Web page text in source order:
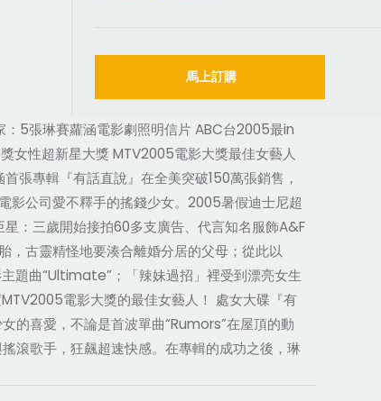
馬上訂購
5張琳賽蘿涵電影劇照明信片 ABC台2005最in
女性超新星大獎 MTV2005電影大獎最佳女藝人
張專輯『有話直說』在全美突破150萬張銷售，
影公司愛不釋手的搖錢少女。2005暑假迪士尼超
：三歲開始接拍60多支廣告、代言知名服飾A&F
古靈精怪地要湊合離婚分居的父母；從此以
題曲“Ultimate”；「辣妹過招」裡受到漂亮女生
電影大獎的最佳女藝人！ 處女大碟『有
的喜愛，不論是首波單曲“Rumors”在屋頂的動
滾歌手，狂飆超速快感。在專輯的成功之後，琳